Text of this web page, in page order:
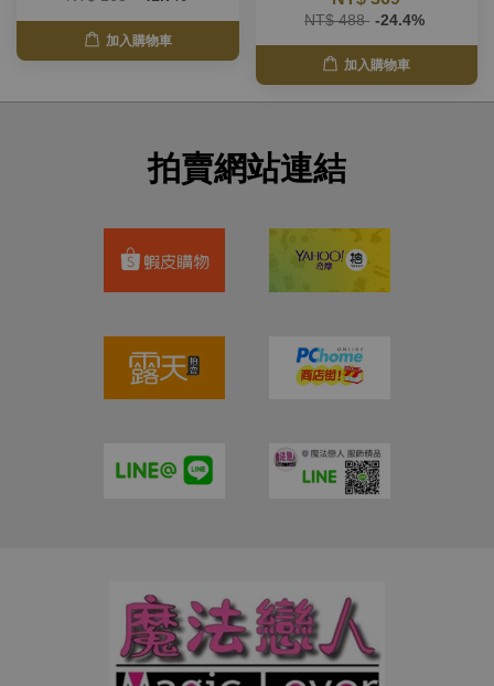
加入購物車
NT$ 488 -24.4%
加入購物車
拍賣網站連結